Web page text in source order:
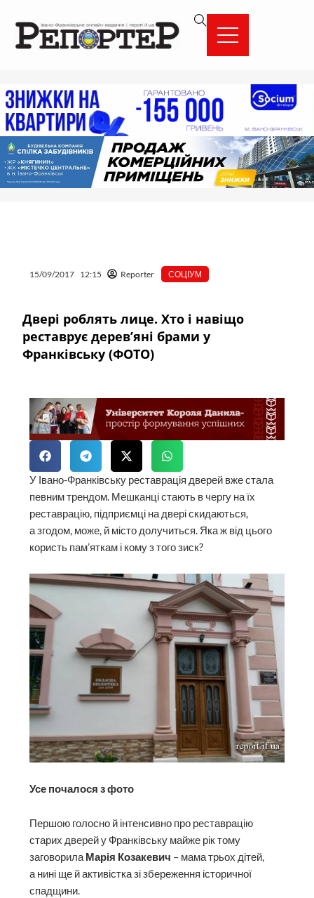
вмісту
15/09/2017 12:15 Reporter СОЦІУМ
Двері роблять лице. Хто і навіщо
реставрує дерев’яні брами у
Франківську (ФОТО)
У Івано-Франківську реставрація дверей вже стала
певним трендом. Мешканці стають в чергу на їх
реставрацію, підприємці на двері скидаються,
а згодом, може, й місто долучиться. Яка ж від цього
користь пам’яткам і кому з того зиск?
Усе почалося з фото
Першою голосно й інтенсивно про реставрацію
старих дверей у Франківську майже рік тому
заговорила Марія Козакевич – мама трьох дітей,
а нині ще й активістка зі збереження історичної
спадщини.